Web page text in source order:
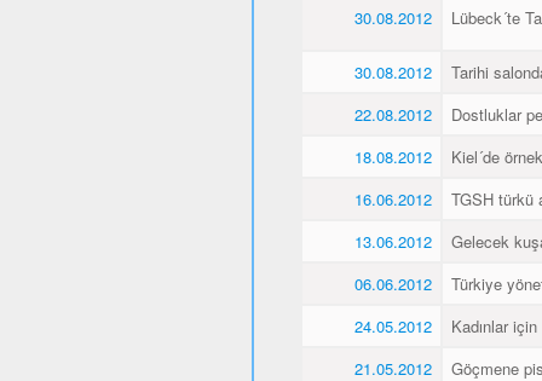
30.08.2012 Lübeck´te
30.08.2012
Tarihi
22.08.2012
Dostluklar
18.08.2012
Kiel´de
16.06.2012
TGSH türkü
13.06.2012
Gelecek
06.06.2012
Türkiye
24.05.2012
Kadınlar
21.05.2012
Göçmene